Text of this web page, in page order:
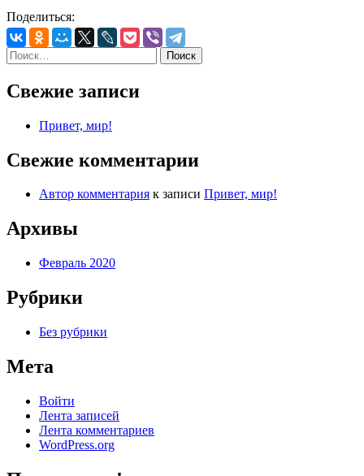
Поделиться:
Найти:
Свежие записи
Привет, мир!
Свежие комментарии
Автор комментария к записи Привет, мир!
Архивы
Февраль 2020
Рубрики
Без рубрики
Мета
Войти
Лента записей
Лента комментариев
WordPress.org